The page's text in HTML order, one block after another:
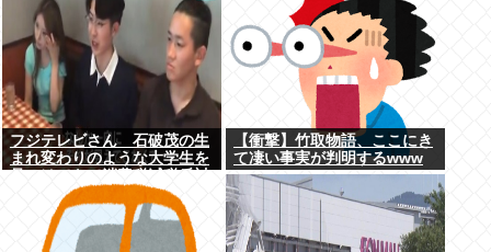
フジテレビさん 石破茂の生
まれ変わりのような大学生を
報道をやってしまう
【衝撃】竹取物語、ここにき
て凄い事実が判明するwww